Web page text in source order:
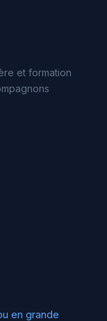
et formation
en grande